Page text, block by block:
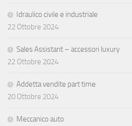
Idraulico civile e industriale
22 Ottobre 2024
Sales Assistant – accessori luxury
22 Ottobre 2024
Addetta vendite part time
20 Ottobre 2024
Meccanico auto